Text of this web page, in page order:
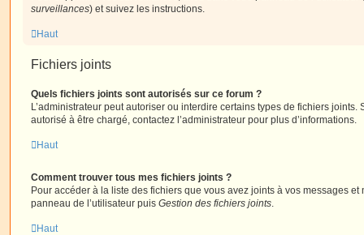
surveillances) et suivez les instructions.
Haut
Fichiers joints
Quels fichiers joints sont autorisés sur ce forum ?
L’administrateur peut autoriser ou interdire certains types de fichiers joints.
autorisé à être chargé, contactez l’administrateur pour plus d’informations.
Haut
Comment trouver tous mes fichiers joints ?
Pour accéder à la liste des fichiers que vous avez joints à vos messages
panneau de l’utilisateur puis Gestion des fichiers joints.
Haut